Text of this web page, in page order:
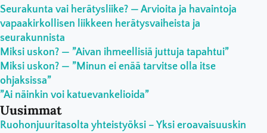
Seurakunta vai herätysliike? — Arvioita ja havaintoja
vapaakirkollisen liikkeen herätysvaiheista ja
seurakunnista
Miksi uskon? — ”Aivan ihmeellisiä juttuja tapahtui”
Miksi uskon? — ”Minun ei enää tarvitse olla itse
ohjaksissa”
”Ai näinkin voi katuevankelioida”
Uusimmat
Ruohonjuuritasolta yhteistyöksi – Yksi eroavaisuuskin